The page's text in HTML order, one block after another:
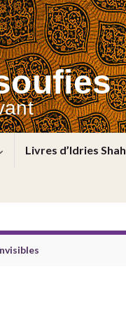
Livres d’Idries Shah